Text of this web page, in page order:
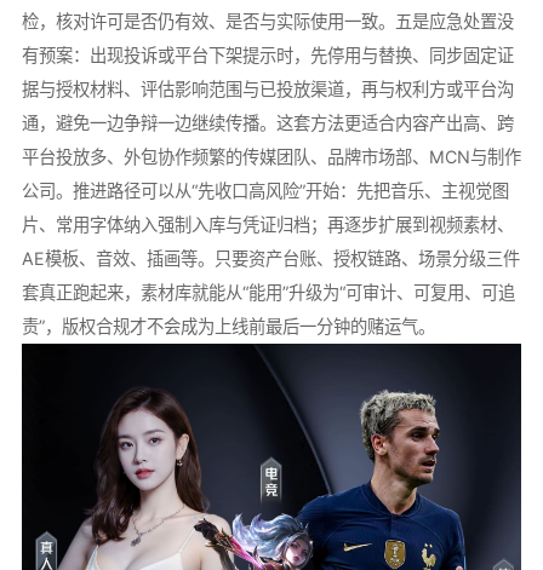
检，核对许可是否仍有效、是否与实际使用一致。五是应急处置没
有预案：出现投诉或平台下架提示时，先停用与替换、同步固定证
据与授权材料、评估影响范围与已投放渠道，再与权利方或平台沟
通，避免一边争辩一边继续传播。这套方法更适合内容产出高、跨
平台投放多、外包协作频繁的传媒团队、品牌市场部、MCN与制作
公司。推进路径可以从“先收口高风险”开始：先把音乐、主视觉图
片、常用字体纳入强制入库与凭证归档；再逐步扩展到视频素材、
AE模板、音效、插画等。只要资产台账、授权链路、场景分级三件
套真正跑起来，素材库就能从“能用”升级为“可审计、可复用、可追
责”，版权合规才不会成为上线前最后一分钟的赌运气。